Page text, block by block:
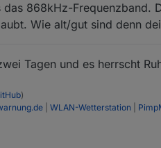
868kHz-Frequenzband.
Wie alt/gut sind denn
Tagen und es herrscht
)
WLAN-Wetterstation